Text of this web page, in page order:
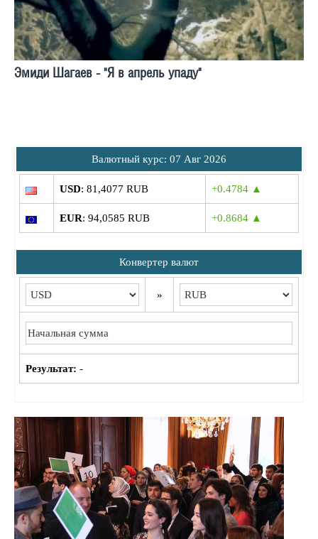
Эмиди Шагаев - "Я в апрель упаду"
Bалютный курс: 07 Авг 2026
USD: 81,4077 RUB +0.4784 ▲
EUR: 94,0585 RUB +0.8684 ▲
Конвертер валют
»
Результат: -